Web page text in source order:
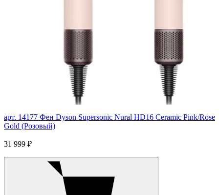
арт. 14177 Фен Dyson Supersonic Nural HD16 Ceramic Pink/Rose
Gold (Розовый)
31 999 ₽